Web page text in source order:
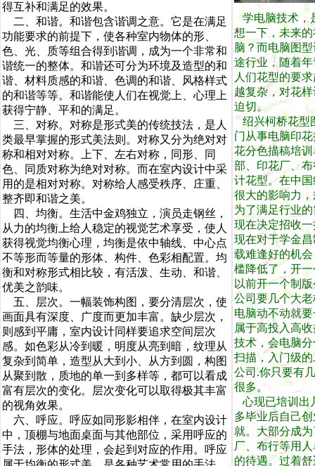
学电脑技术，
想一下，未来
脑？而电脑图
途行业，随着
人们花型的要
越复杂，对花
迫切。
绍兴柯桥花型
门从事电脑印
花分色描稿培
部、印花厂、
计花型。在中
很大的影响力
为了满足行业
现在决定招收
现在对于学金
载难逢好的机
槛降低了，开
以前开一个制
公司要几个大
电脑动不动就
属于高投入高
技术，会电脑
扫描，入门级
公司.你只要有
很多。
心现已培训出
多毕业后自己
就。大部分成
厂、布行等用
的待遇。过着
得互补和满足的效果。
二、和谐。和谐包含谐调之意。它是在满足
功能要求的前提下，使各种室内物体的形、
色、光、质等组合得到谐调，成为一个非常和
谐统一的整体。和谐还可分为环境及造型的和
谐、材料质感的和谐、色调的和谐、风格样式
的和谐等等。和谐能使人们在视觉上、心理上
获得宁静、平和的满足。
三、对称。对称是形式美的传统技法，是人
类最早掌握的形式美法则。对称又分为绝对对
称和相对对称。上下、左右对称，同形、同
色、同质对称为绝对对称。而在室内设计中采
用的是相对对称。对称给人感受秩序、庄重、
整齐即和谐之美。
四、均衡。生活中金鸡独立，演员走钢丝，
从力的均衡上给人稳定的视觉艺术享受，使人
获得视觉均衡心理，均衡是依中轴线、中心点
不等形而等量的形体、构件、色彩相配置。均
衡和对称形式相比较，有活泼、生动、和谐、
优美之韵味。
五、层次。一幅装饰构图，要分清层次，使
画面具有深度、广度而更加丰富。缺少层次，
则感到平庸，室内设计同样要追求空间层次
感。如色彩从冷到暖，明度从亮到暗，纹理从
复杂到简单，造型从大到小、从方到圆，构图
从聚到散，质地的单一到多样等，都可以看成
富有层次的变化。层次变化可以取得极其丰富
的视角效果。
六、呼应。呼应如同形影相伴，在室内设计
中，顶棚与地面桌面与其他部位，采用呼应的
手法，形体的处理，会起到对应的作用。呼应